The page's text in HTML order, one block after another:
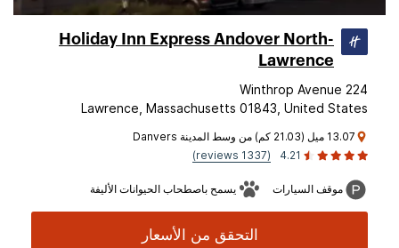
Holiday Inn Express Andover North-
Lawrence
224 Winthrop Avenue
Lawrence, Massachusetts 01843, United States
13.07 ميل (21.03 كم) من وسط المدينة Danvers
4.21
(1337 reviews)
موقف السيارات يسمح باصطحاب الحيوانات الأليفة
التحقق من الأسعار